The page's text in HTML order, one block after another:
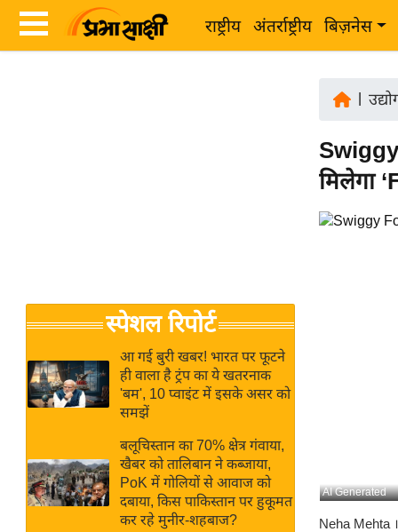
राष्ट्रीय अंतर्राष्ट्रीय बिज़नेस
Breaking
News in
Hindi
Hindi
Hindi
Videos
जगत
राय
बजट
क्रिकेट
IPL
2026
स्पेशल रिपोर्ट
आ गई बुरी खबर! भारत पर फूटने
ही वाला है ट्रंप का ये खतरनाक
'बम', 10 प्वाइंट में इसके असर को
समझें
बलूचिस्तान का 70% क्षेत्र गंवाया,
खैबर को तालिबान ने कब्जाया,
PoK में गोलियों से आवाज को
दबाया, किस पाकिस्तान पर हुकूमत
कर रहे मुनीर-शहबाज?
मिलेगा
AI Generated
Neha Mehta